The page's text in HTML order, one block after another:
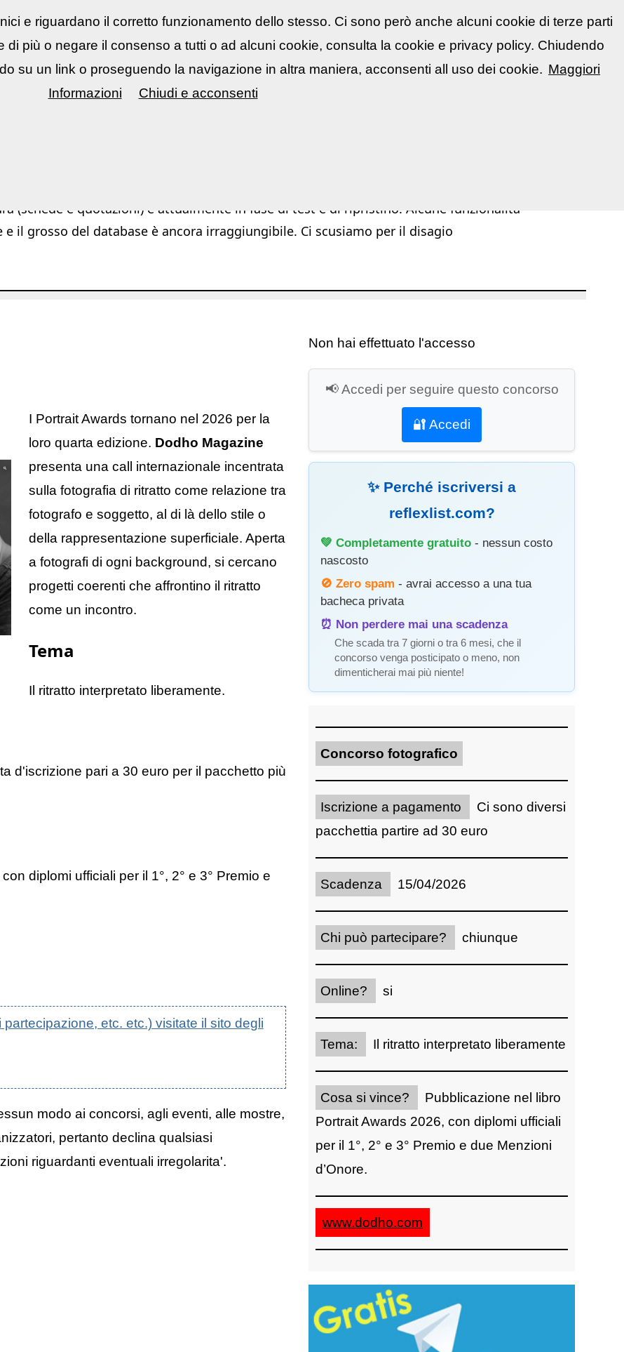
fotografici ▼ Mostre Eventi▼ Contatti 🇮🇹 Italiano
(schede e quotazioni) è attualmente in fase di test e di ripristino. Alcune funzionalità
il grosso del database è ancora irraggiungibile. Ci scusiamo per il disagio
I Portrait Awards tornano nel 2026 per la
loro quarta edizione. Dodho Magazine
presenta una call internazionale incentrata
sulla fotografia di ritratto come relazione tra
fotografo e soggetto, al di là dello stile o
della rappresentazione superficiale. Aperta
a fotografi di ogni background, si cercano
progetti coerenti che affrontino il ritratto
come un incontro.
Tema
Il ritratto interpretato liberamente.
d'iscrizione pari a 30 euro per il pacchetto più
diplomi ufficiali per il 1°, 2° e 3° Premio e
etc. etc.) visitate il sito degli
modo ai concorsi, agli eventi, alle mostre,
pertanto declina qualsiasi
riguardanti eventuali irregolarita'.
Non hai effettuato l'accesso
📢 Accedi per seguire questo concorso
🔐 Accedi
✨ Perché iscriversi a
reflexlist.com?
💚 Completamente gratuito - nessun costo
nascosto
🚫 Zero spam - avrai accesso a una tua
bacheca privata
⏰ Non perdere mai una scadenza
Che scada tra 7 giorni o tra 6 mesi, che il
concorso venga posticipato o meno, non
dimenticherai mai più niente!
Concorso fotografico
Iscrizione a pagamento
Ci sono diversi
pacchettia partire ad 30 euro
Scadenza 15/04/2026
Chi può partecipare? chiunque
Online? si
Tema: Il ritratto interpretato liberamente
Cosa si vince?
Pubblicazione nel libro
Portrait Awards 2026, con diplomi ufficiali
per il 1°, 2° e 3° Premio e due Menzioni
d’Onore.
www.dodho.com
e riguardano il corretto funzionamento dello stesso. Ci sono però anche alcuni cookie di terze parti
più o negare il consenso a tutti o ad alcuni cookie, consulta la cookie e privacy policy. Chiudendo
su un link o proseguendo la navigazione in altra maniera, acconsenti all uso dei cookie. Maggiori
Informazioni
Chiudi e acconsenti